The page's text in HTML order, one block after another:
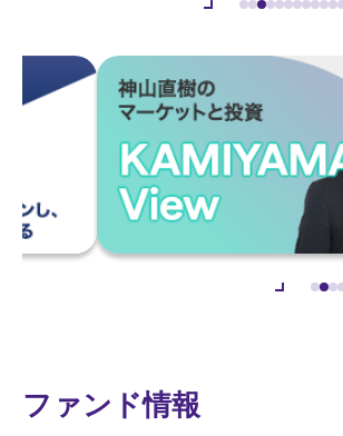
ファンド情報